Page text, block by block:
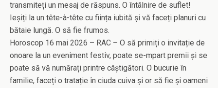
transmiteți un mesaj de răspuns. O întâlnire de suflet!
Ieșiți la un tête-à-tête cu ființa iubită și vă faceți planuri cu
bătaie lungă. O să fie frumos.
Horoscop 16 mai 2026 – RAC – O să primiți o invitație de
onoare la un eveniment festiv, poate se-mpart premii și se
poate să vă numărați printre câștigători. O bucurie în
familie, faceți o tratație în ciuda cuiva și or să fie și oameni